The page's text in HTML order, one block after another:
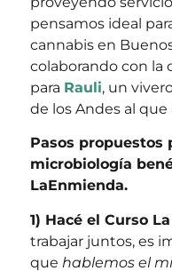
pensamos ideal
cannabis en
colaborando con la
para Rauli, un
de los Andes al que
Pasos propuestos
microbiología
LaEnmienda.
1) Hacé el Curso
trabajar juntos, es
que hablemos el